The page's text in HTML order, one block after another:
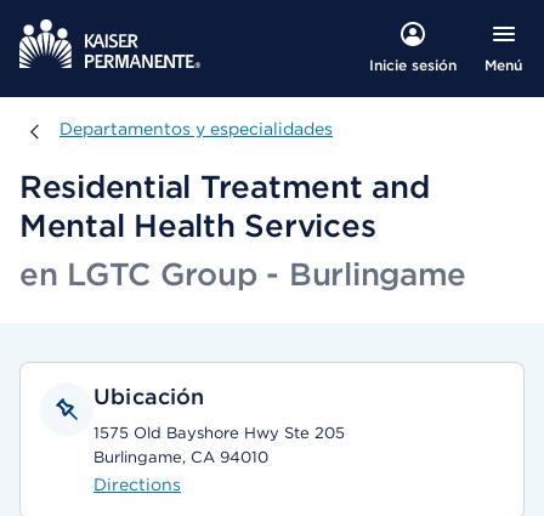
Inicie sesión Menú
Departamentos y especialidades
Departamentos y especialidades
Residential Treatment and
Mental Health Services
en LGTC Group - Burlingame
Ubicación
1575 Old Bayshore Hwy Ste 205
Burlingame, CA 94010
Directions